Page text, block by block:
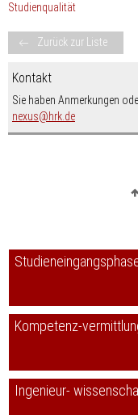
Studienqualität
Zurück zur Liste
Kontakt
Sie haben Anmerkungen
nexus
nospam-
hrk.de
Kompetenz-
Ingenieur-